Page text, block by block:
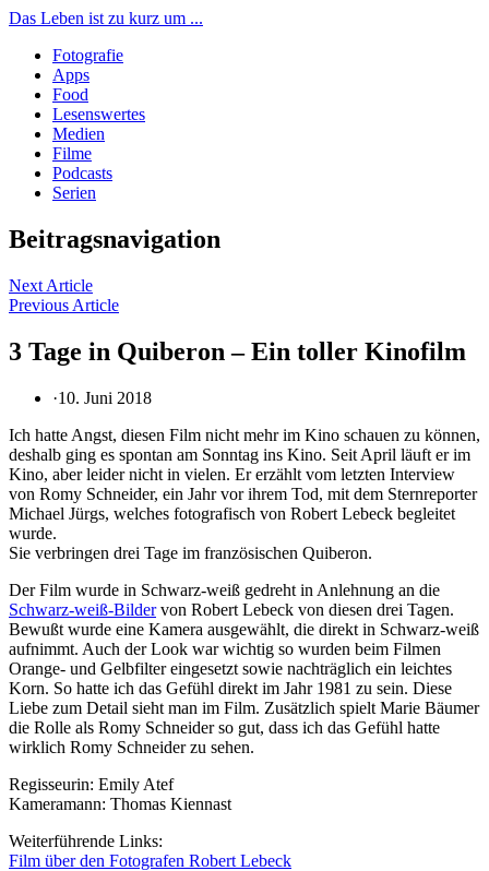
Das Leben ist zu kurz um ...
Fotografie
Apps
Food
Lesenswertes
Medien
Filme
Podcasts
Serien
Beitragsnavigation
Next Article
Previous Article
3 Tage in Quiberon – Ein toller Kinofilm
·10. Juni 2018
Ich hatte Angst, diesen Film nicht mehr im Kino schauen zu können,
deshalb ging es spontan am Sonntag ins Kino. Seit April läuft er im
Kino, aber leider nicht in vielen. Er erzählt vom letzten Interview
von Romy Schneider, ein Jahr vor ihrem Tod, mit dem Sternreporter
Michael Jürgs, welches fotografisch von Robert Lebeck begleitet
wurde.
Sie verbringen drei Tage im französischen Quiberon.
Der Film wurde in Schwarz-weiß gedreht in Anlehnung an die
Schwarz-weiß-Bildervon Robert Lebeck von diesen drei Tagen.
Bewußt wurde eine Kamera ausgewählt, die direkt in Schwarz-weiß
aufnimmt. Auch der Look war wichtig so wurden beim Filmen
Orange- und Gelbfilter eingesetzt sowie nachträglich ein leichtes
Korn. So hatte ich das Gefühl direkt im Jahr 1981 zu sein. Diese
Liebe zum Detail sieht man im Film. Zusätzlich spielt Marie Bäumer
die Rolle als Romy Schneider so gut, dass ich das Gefühl hatte
wirklich Romy Schneider zu sehen.
Regisseurin: Emily Atef
Kameramann: Thomas Kiennast
Weiterführende Links:
Film über den Fotografen Robert Lebeck